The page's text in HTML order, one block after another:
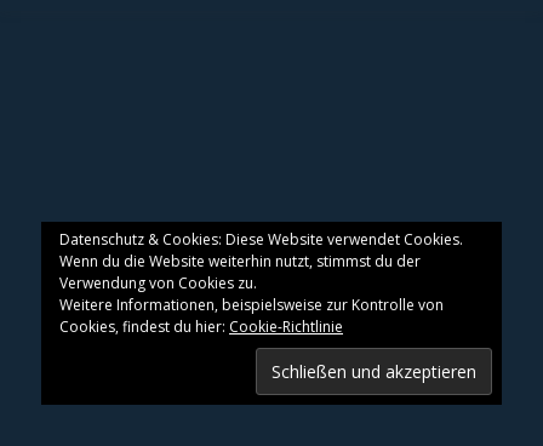
Datenschutz & Cookies: Diese Website verwendet Cookies.
Wenn du die Website weiterhin nutzt, stimmst du der
Verwendung von Cookies zu.
Weitere Informationen, beispielsweise zur Kontrolle von
Cookies, findest du hier: Cookie-Richtlinie